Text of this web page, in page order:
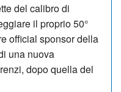
del calibro di
il proprio 50°
official sponsor della
una nuova
dopo quella del